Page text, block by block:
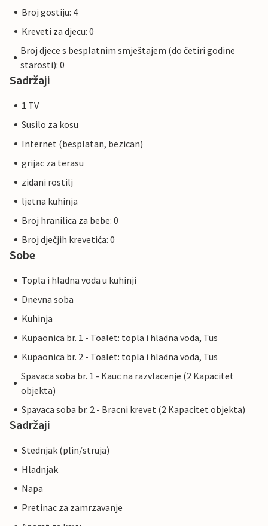
Broj gostiju: 4
Kreveti za djecu: 0
Broj djece s besplatnim smještajem (do četiri godine
starosti): 0
Sadržaji
1 TV
Susilo za kosu
Internet (besplatan, bezican)
grijac za terasu
zidani rostilj
ljetna kuhinja
Broj hranilica za bebe: 0
Broj dječjih krevetića: 0
Sobe
Topla i hladna voda u kuhinji
Dnevna soba
Kuhinja
Kupaonica br. 1 - Toalet: topla i hladna voda, Tus
Kupaonica br. 2 - Toalet: topla i hladna voda, Tus
Spavaca soba br. 1 - Kauc na razvlacenje (2 Kapacitet
objekta)
Spavaca soba br. 2 - Bracni krevet (2 Kapacitet objekta)
Sadržaji
Stednjak (plin/struja)
Hladnjak
Napa
Pretinac za zamrzavanje